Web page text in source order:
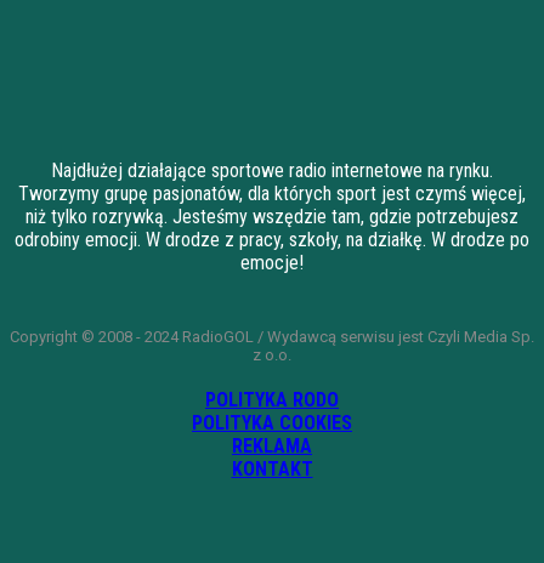
Najdłużej działające sportowe radio internetowe na rynku.
Tworzymy grupę pasjonatów, dla których sport jest czymś więcej,
niż tylko rozrywką. Jesteśmy wszędzie tam, gdzie potrzebujesz
odrobiny emocji. W drodze z pracy, szkoły, na działkę. W drodze po
emocje!
Copyright © 2008 - 2024 RadioGOL / Wydawcą serwisu jest Czyli Media Sp.
z o.o.
POLITYKA RODO
POLITYKA COOKIES
REKLAMA
KONTAKT